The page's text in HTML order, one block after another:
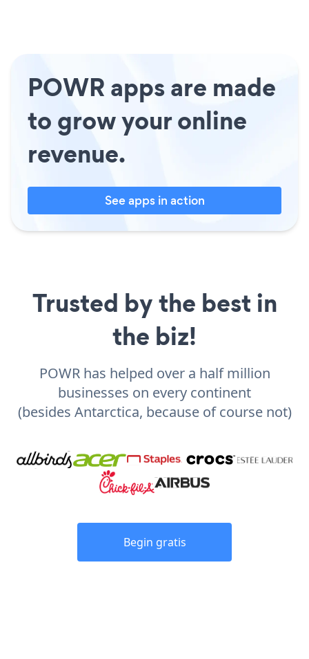
POWR apps are made
to grow your online
revenue.
See apps in action
Trusted by the best in
the biz!
POWR has helped over a half million
businesses on every continent
(besides Antarctica, because of course not)
Begin gratis